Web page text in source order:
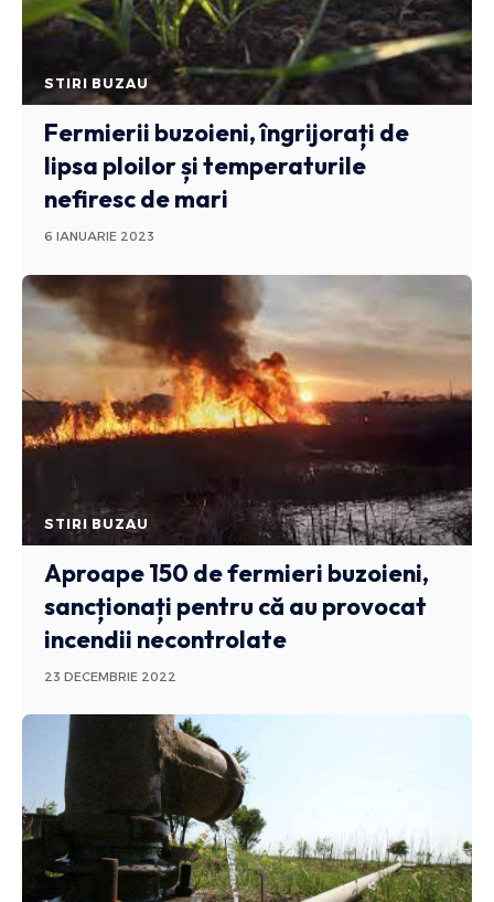
STIRI BUZAU
Fermierii buzoieni, îngrijorați de
lipsa ploilor și temperaturile
nefiresc de mari
6 IANUARIE 2023
STIRI BUZAU
Aproape 150 de fermieri buzoieni,
sancționați pentru că au provocat
incendii necontrolate
23 DECEMBRIE 2022